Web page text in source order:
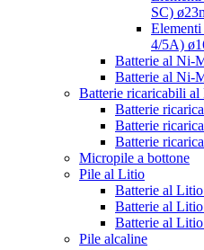
SC)
4/5A)
Batterie al Ni-
Batterie al Ni-
Batterie ricaricabili al
Batterie
Batterie
Batterie
Micropile a bottone
Pile al Litio
Batterie al
Batterie al
Batterie al
Pile alcaline